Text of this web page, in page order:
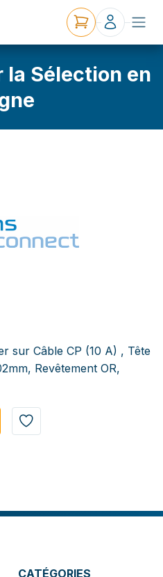
la Sélection en
sur Câble CP (10 A) , Tête
Revêtement OR,
CATÉGORIES